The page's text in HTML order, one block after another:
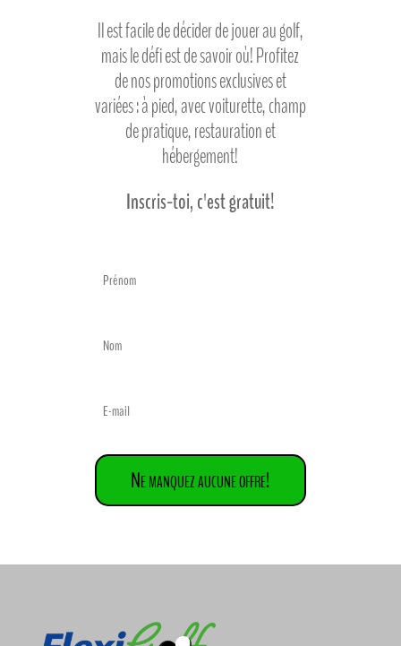
Il est facile de décider de jouer au golf,
mais le défi est de savoir où! Profitez
de nos promotions exclusives et
variées : à pied, avec voiturette, champ
de pratique, restauration et
hébergement!
Inscris-toi, c'est gratuit!
Ne manquez aucune offre!